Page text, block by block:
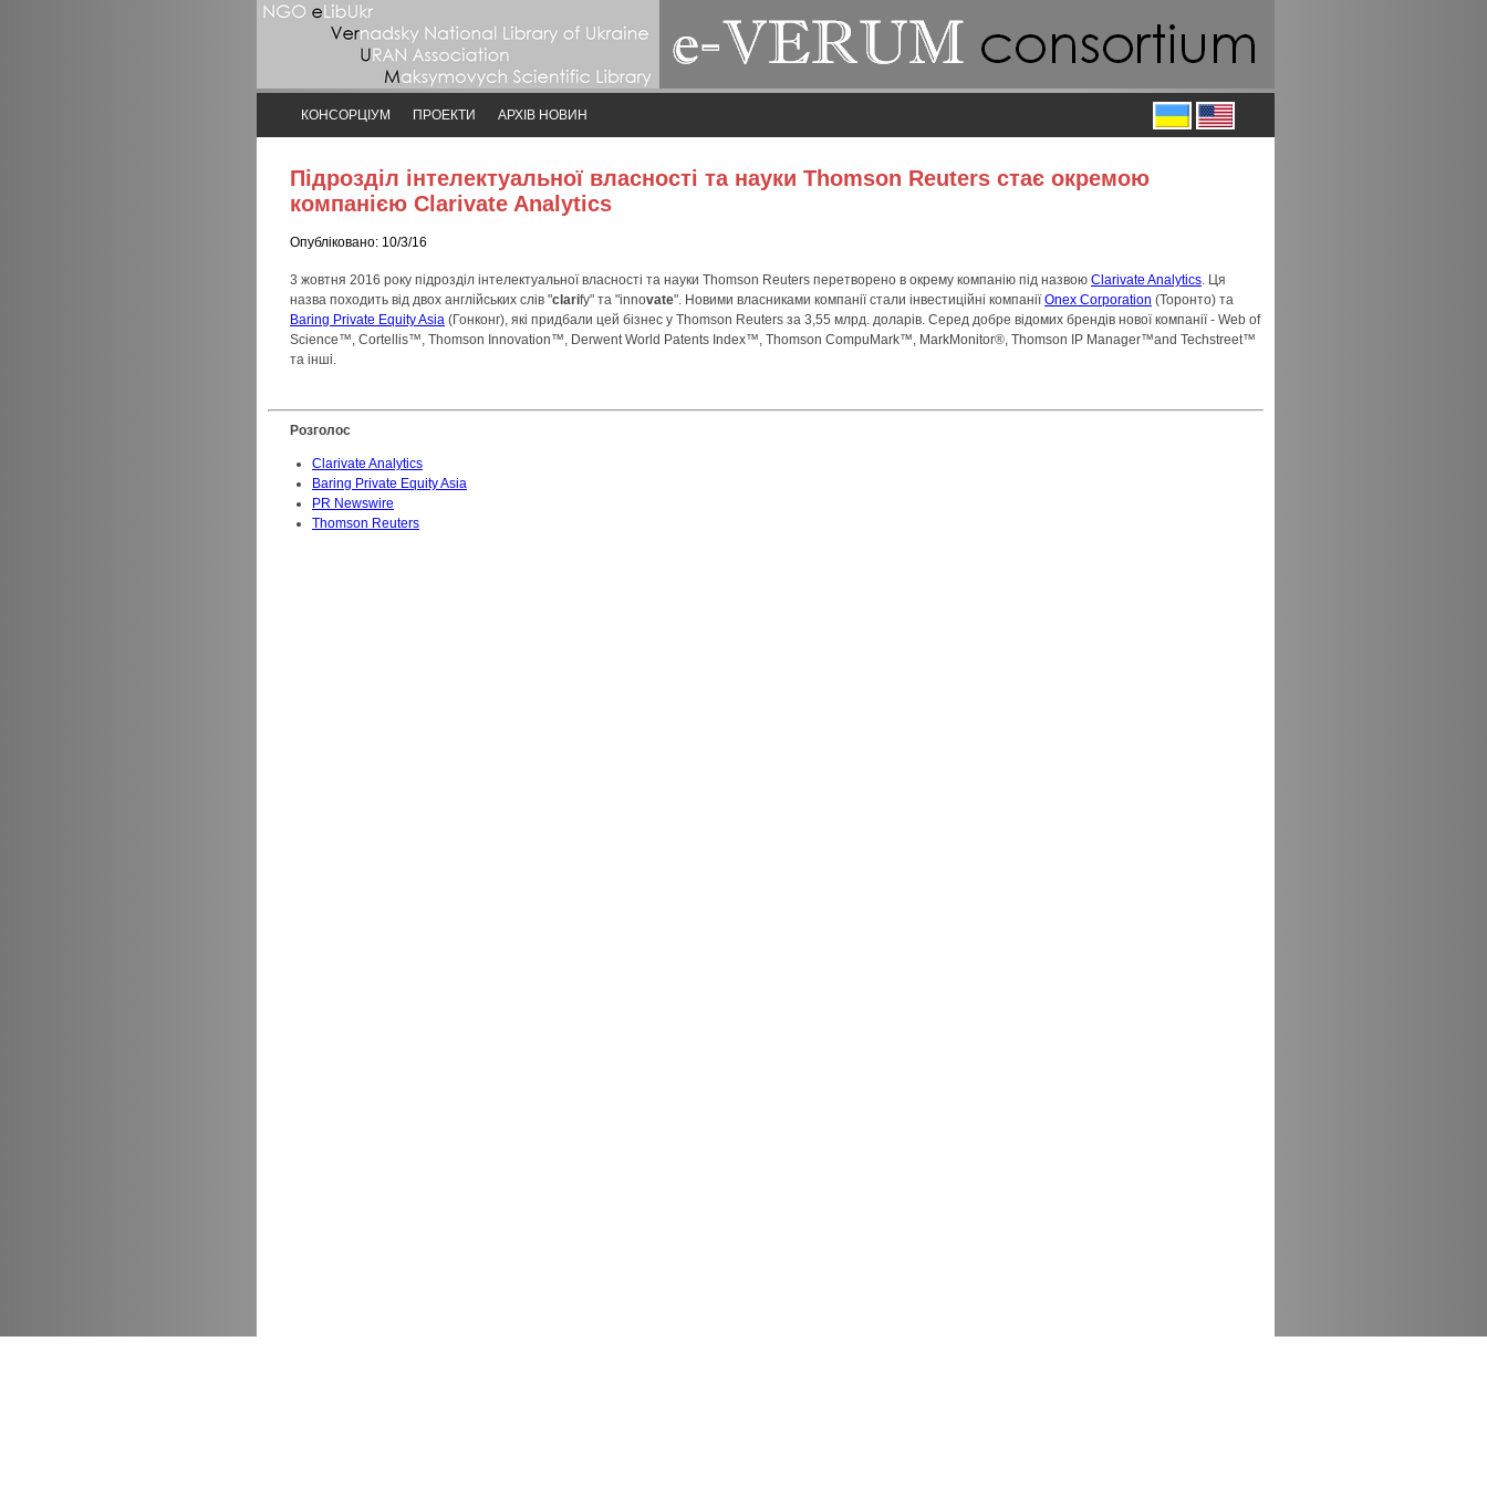
КОНСОРЦІУМ ПРОЕКТИ АРХІВ НОВИН
Підрозділ інтелектуальної власності та науки Thomson Reuters стає окремою
компанією Clarivate Analytics
Опубліковано: 10/3/16
3 жовтня 2016 року підрозділ інтелектуальної власності та науки Thomson Reuters перетворено в окрему компанію під назвою Clarivate Analytics. Ця
назва походить від двох англійських слів "clarify" та "innovate". Новими власниками компанії стали інвестиційні компаніїOnex Corporation (Торонто) та
Baring Private Equity Asia (Гонконг), які придбали цей бізнес у Thomson Reuters за 3,55 млрд. доларів. Серед добре відомих брендів нової компанії - Web of
Science™, Cortellis™, Thomson Innovation™, Derwent World Patents Index™, Thomson CompuMark™, MarkMonitor®, Thomson IP Manager™and Techstreet™
та інші.
Розголос
Clarivate Analytics
Baring Private Equity Asia
PR Newswire
Thomson Reuters